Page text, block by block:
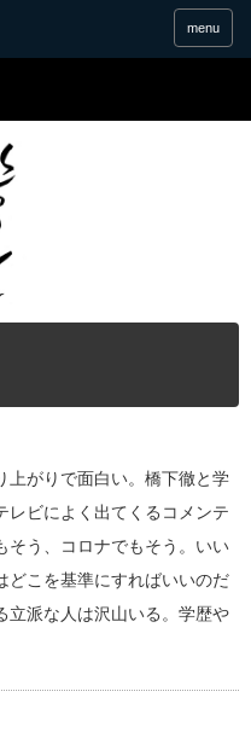
menu
上がりで面白い。橋下徹と学
レビによく出てくるコメンテ
そう、コロナでもそう。いい
どこを基準にすればいいのだ
立派な人は沢山いる。学歴や